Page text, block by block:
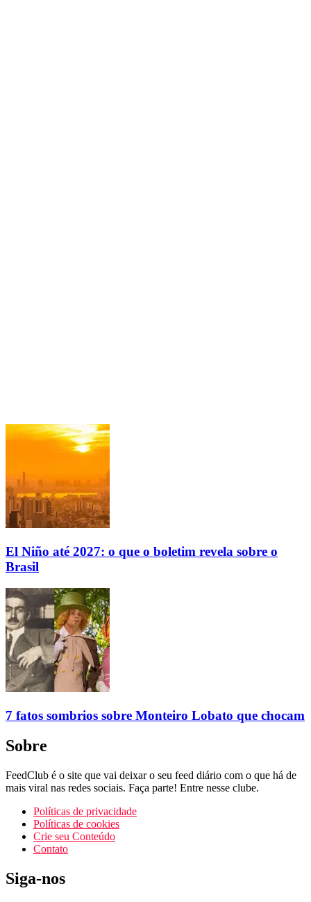
El Niño até 2027: o que o boletim revela sobre o
Brasil
7 fatos sombrios sobre Monteiro Lobato que chocam
Sobre
FeedClub é o site que vai deixar o seu feed diário com o que há de
mais viral nas redes sociais. Faça parte! Entre nesse clube.
Políticas de privacidade
Políticas de cookies
Crie seu Conteúdo
Contato
Siga-nos